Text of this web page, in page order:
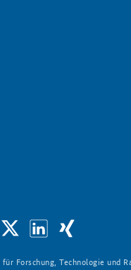
Forschung, Technologie und